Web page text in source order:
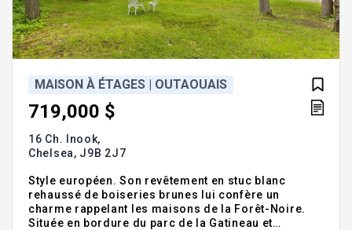
MAISON À ÉTAGES | OUTAOUAIS
719,000 $
16 Ch. Inook,
Chelsea, J9B 2J7
Style européen. Son revêtement en stuc blanc
rehaussé de boiseries brunes lui confère un
charme rappelant les maisons de la Forêt-Noire.
Située en bordure du parc de la Gatineau et